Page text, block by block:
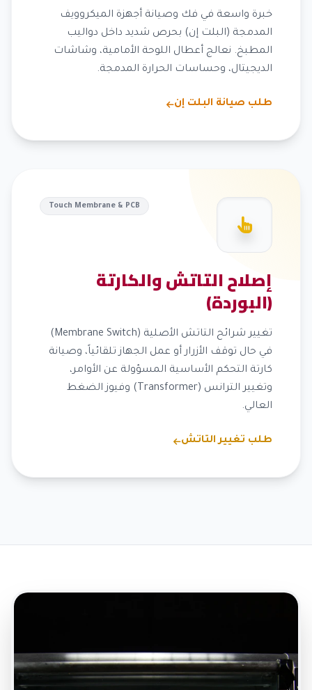
خبرة واسعة في فك وصيانة أجهزة الميكروويف
المدمجة (البلت إن) بحرص شديد داخل دواليب
المطبخ. نعالج أعطال اللوحة الأمامية، وشاشات
الديجيتال، وحساسات الحرارة المدمجة.
طلب صيانة البلت إن
Touch Membrane & PCB
إصلاح التاتش والكارتة
(البوردة)
تغيير شرائح التاتش الأصلية (Membrane Switch)
في حال توقف الأزرار أو عمل الجهاز تلقائياً، وصيانة
كارتة التحكم الأساسية المسؤولة عن الأوامر،
وتغيير الترانس (Transformer) وفيوز الضغط
العالي.
طلب تغيير التاتش